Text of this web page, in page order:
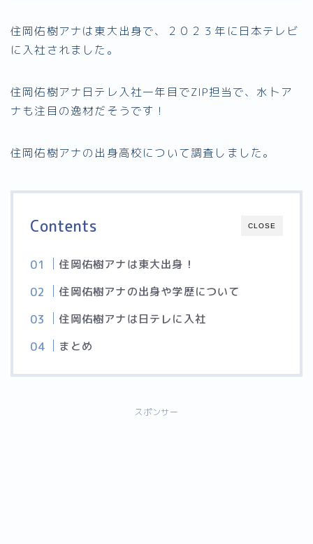
住岡佑樹アナは東大出身で、２０２３年に日本テレビ
に入社されました。
住岡佑樹アナ日テレ入社一年目でZIP担当で、水卜ア
ナも注目の逸材だそうです！
住岡佑樹アナの出身高校について調査しました。
CLOSE
Contents
住岡佑樹アナは東大出身！
住岡佑樹アナの出身や学歴について
住岡佑樹アナは日テレに入社
まとめ
スポンサー